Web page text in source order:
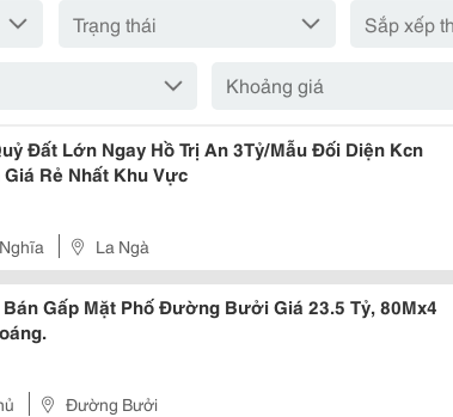
Khoảng giá
Đất Lớn Ngay Hồ Trị An 3Tỷ/Mẫu Đối Diện Kcn
Rẻ Nhất Khu Vực
La Ngà
Gấp Mặt Phố Đường Bưởi Giá 23.5 Tỷ, 80Mx4
Đường Bưởi